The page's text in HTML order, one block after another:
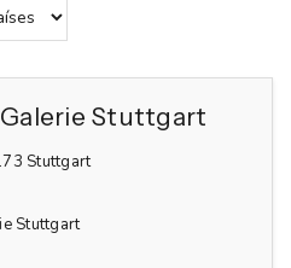
Stuttgart
Stuttgart
Stuttgart